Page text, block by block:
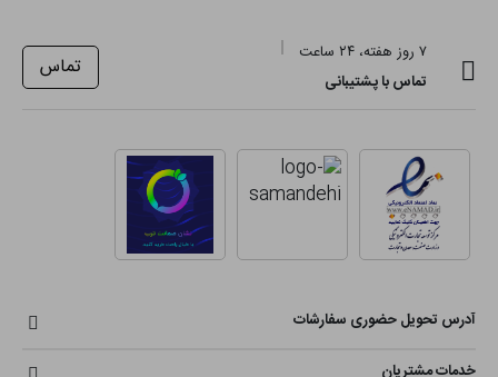
۷ روز هفته، ۲۴ ساعت
تماس با پشتیبانی
تماس
آدرس تحویل حضوری سفارشات
خدمات مشتریان